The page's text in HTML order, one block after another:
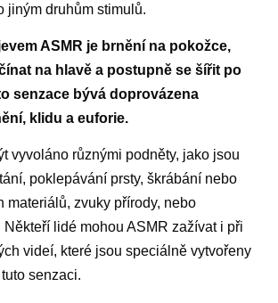
jiným druhům stimulů.
ASMR je brnění na pokožce,
na hlavě a postupně se šířit po
senzace bývá doprovázena
klidu a euforie.
vyvoláno různými podněty, jako jsou
poklepávání prsty, škrábání nebo
materiálů, zvuky přírody, nebo
lidé mohou ASMR zažívat i při
videí, které jsou speciálně vytvořeny
senzaci.